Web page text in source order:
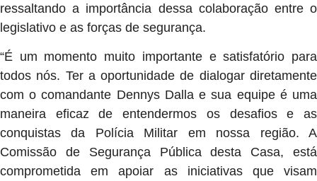
ressaltando a importância dessa colaboração entre o
legislativo e as forças de segurança.
“É um momento muito importante e satisfatório para
todos nós. Ter a oportunidade de dialogar diretamente
com o comandante Dennys Dalla e sua equipe é uma
maneira eficaz de entendermos os desafios e as
conquistas da Polícia Militar em nossa região. A
Comissão de Segurança Pública desta Casa, está
comprometida em apoiar as iniciativas que visam